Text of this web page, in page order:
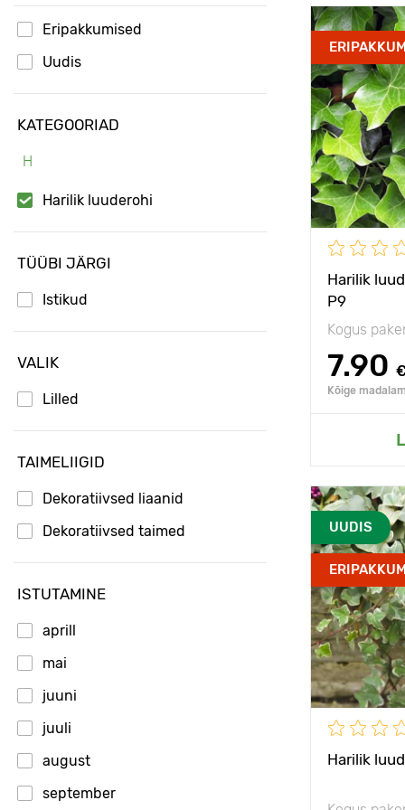
Eripakkumised
Uudis
KATEGOORIAD
H
Harilik luuderohi
TÜÜBI JÄRGI
Istikud
VALIK
Lilled
TAIMELIIGID
Dekoratiivsed liaanid
Dekoratiivsed taimed
ISTUTAMINE
aprill
mai
juuni
juuli
august
september
Harilik
P9
Kogus
7.90
Kõige
Omadused
Taime
Type pots
Taimede
Päikseline,
UUDIS
Harilik
Omadused
Taime kõrgus
Type pots
Taimede
Päikseline,